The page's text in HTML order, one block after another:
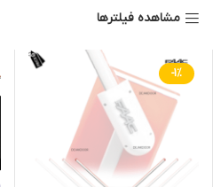
مشاهده فیلترها
-1%